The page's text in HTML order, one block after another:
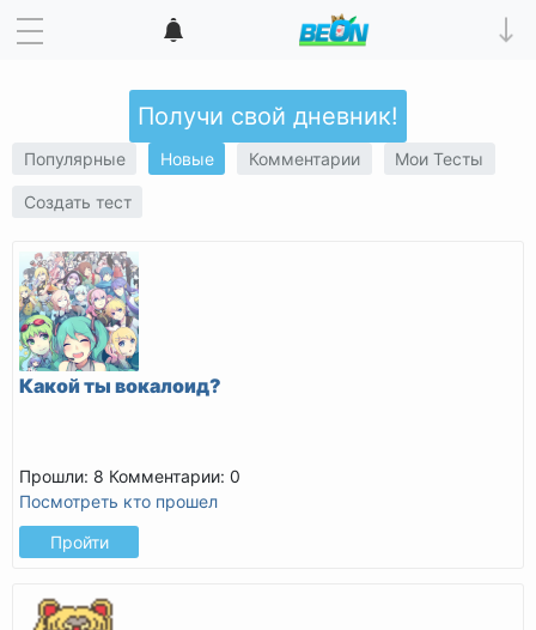
Получи свой дневник!
Популярные Новые Комментарии Мои Тесты
Создать тест
Какой ты вокалоид?
Прошли: 8 Комментарии: 0
Посмотреть кто прошел
Пройти